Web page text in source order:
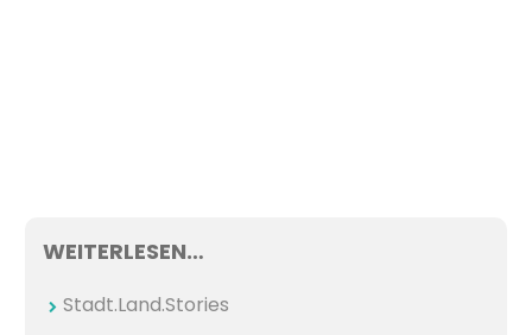
WEITERLESEN…
Stadt.Land.Stories